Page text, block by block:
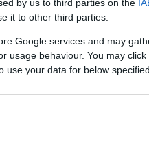
by us to third parties on the
it to other third parties.
Google services and may
usage behaviour. You may
use your data for below
dostupnosť sa
elektrické a
vyšší výkon
zároveň sú cenovo
štandardom pre širší